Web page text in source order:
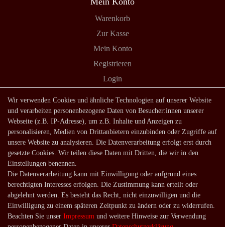
Warenkorb
Zur Kasse
Mein Konto
Registrieren
Login
Shop
Lagerverkauf
Zahlungsarten
Versandarten und -kosten
Service
Kontakt
Häufige Fragen
Über uns
Wir verwenden Cookies und ähnliche Technologien auf unserer Website
und verarbeiten personenbezogene Daten von Besucher:innen unserer
Webseite (z.B. IP-Adresse), um z.B. Inhalte und Anzeigen zu
personalisieren, Medien von Drittanbietern einzubinden oder Zugriffe auf
unsere Website zu analysieren. Die Datenverarbeitung erfolgt erst durch
gesetzte Cookies. Wir teilen diese Daten mit Dritten, die wir in den
Einstellungen benennen.
Die Datenverarbeitung kann mit Einwilligung oder aufgrund eines
berechtigten Interesses erfolgen. Die Zustimmung kann erteilt oder
abgelehnt werden. Es besteht das Recht, nicht einzuwilligen und die
Einwilligung zu einem späteren Zeitpunkt zu ändern oder zu widerrufen.
Beachten Sie unser Impressum und weitere Hinweise zur Verwendung